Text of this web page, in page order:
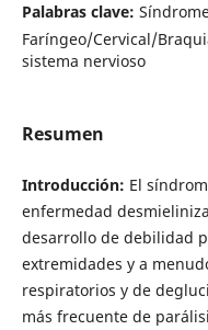
Palabras clave:
Faríngeo/Cervical/
sistema nervioso
Resumen
Introducción: El
enfermedad
desarrollo de debilidad
extremidades y a
respiratorios y de
más frecuente de